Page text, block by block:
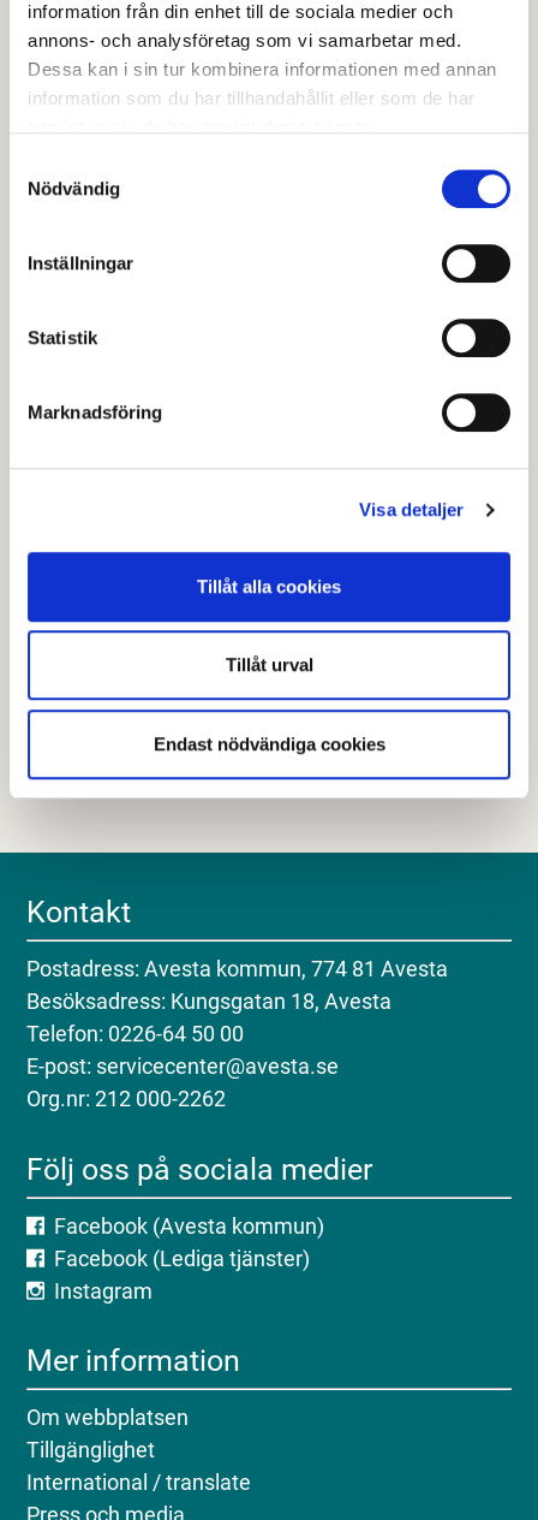
information från din enhet till de sociala medier och
annons- och analysföretag som vi samarbetar med.
Dessa kan i sin tur kombinera informationen med annan
information som du har tillhandahållit eller som de har
Nödvändig
Inställningar
Statistik
Marknadsföring
Visa detaljer
Tillåt alla cookies
Tillåt urval
Endast nödvändiga cookies
Markanvisning utan detaljplan: Kommunen och
exploatören samverkar därefter i detaljplanearbete
och för genomförande av detaljplanen. Det finns
exploatör.
Markanvisning med detaljplan: Det finns redan
handel. Dessa markanvisas och därefter försäljs till
marknadsmässigt pris enligt extern värdering.
Som stöd i arbetet med markanvisningar har Avesta
Senast granskad15 oktober 2025
Hjälpte den här informationen dig?
Nej
Kontakt
Postadress: Avesta kommun, 774 81 Avesta
Besöksadress: Kungsgatan 18, Avesta
Telefon: 0226-64 50 00
E-post: servicecenter@avesta.se
Org.nr: 212 000-2262
Följ oss på sociala medier
Facebook (Avesta kommun)
Facebook (Lediga tjänster)
Instagram
Mer information
Om webbplatsen
Tillgänglighet
International / translate